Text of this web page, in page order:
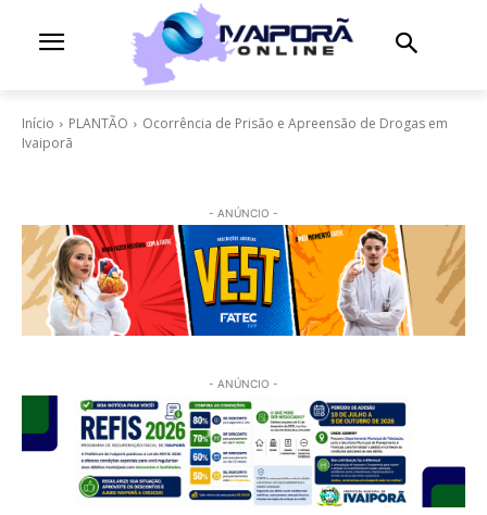
Início PLANTÃO
Ocorrência de Prisão e Apreensão de Drogas em
Ivaiporã
- ANÚNCIO -
- ANÚNCIO -